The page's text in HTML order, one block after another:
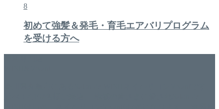
8
初めて強髪＆発毛・育毛エアバリプログラム
を受ける方へ